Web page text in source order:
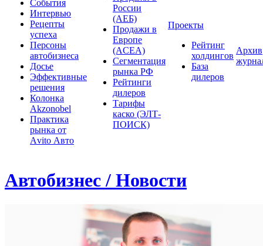
События
Интервью
Рецепты
успеха
Персоны
автобизнеса
Досье
Эффективные
решения
Колонка
Akzonobel
Практика
рынка от
Аvito Авто
России
(АЕБ)
Продажи в
Европе
(ACEA)
Сегментация
рынка РФ
Рейтинги
дилеров
Тарифы
каско (ЭЛТ-
ПОИСК)
Проекты
Рейтинг
холдингов
База
дилеров
Архив
Автобизнес / Новости